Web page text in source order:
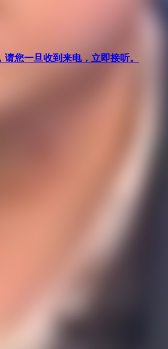
您一旦收到来电，立即接听。